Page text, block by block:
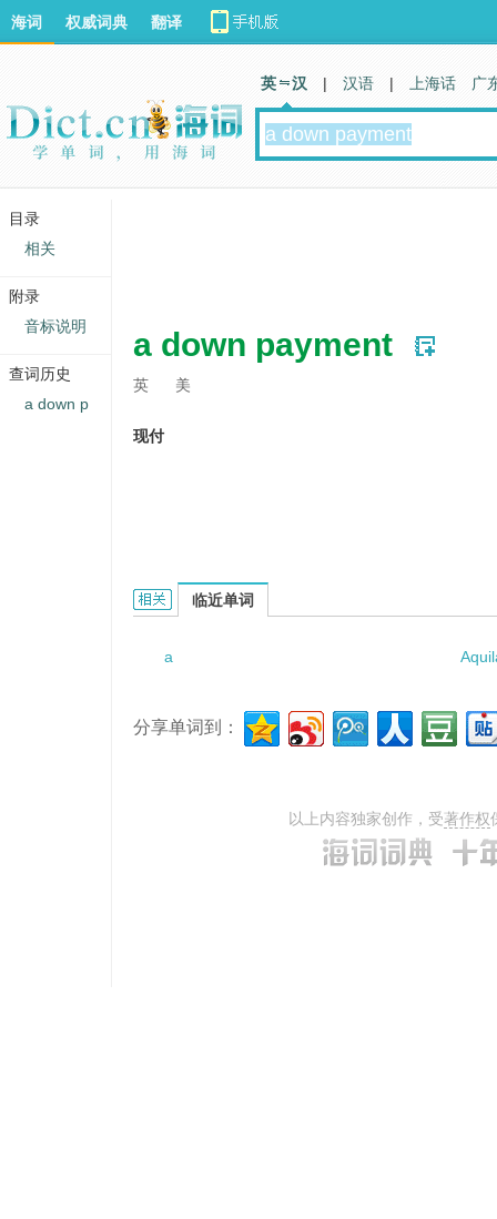
a down payment
英 美
现付
a down payment的相关资料：
临近单词
a
分享单词到：
以上内容独家创作，受著作权
海词 权威词典 翻译
英 汉 | 汉语 | 上海话 广
目录
相关
附录
音标说明
查词历史
a down p